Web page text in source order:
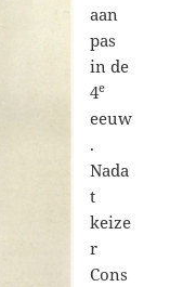
aan
pas
in de
4e
eeuw
.
Nada
t
keize
r
Cons